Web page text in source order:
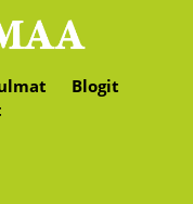
Blogit